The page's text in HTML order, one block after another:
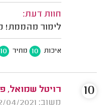
חוות דעת:
לימור מהממת!
איכות 10 מחיר 10
רויטל שמואל,
10